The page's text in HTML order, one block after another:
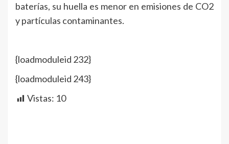
baterías, su huella es menor en emisiones de CO2
y partículas contaminantes.
{loadmoduleid 232}
{loadmoduleid 243}
Vistas: 10